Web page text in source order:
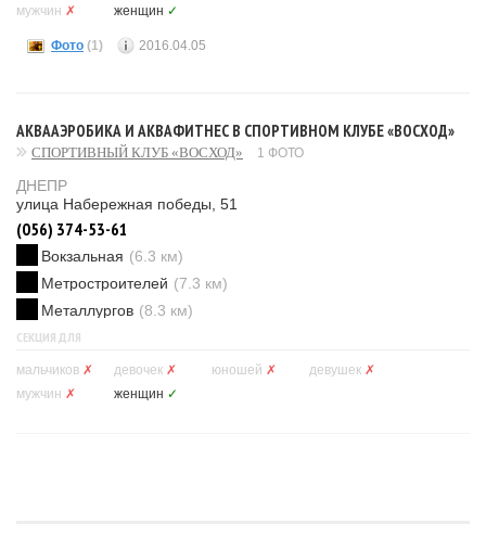
мужчин ✗ женщин ✓
Фото (1) 2016.04.05
АКВААЭРОБИКА И АКВАФИТНЕС В СПОРТИВНОМ КЛУБЕ «ВОСХОД»
СПОРТИВНЫЙ КЛУБ «ВОСХОД» 1 ФОТО
ДНЕПР
улица Набережная победы, 51
(056) 374-53-61
Вокзальная (6.3 км)
Метростроителей (7.3 км)
Металлургов (8.3 км)
СЕКЦИЯ ДЛЯ
мальчиков ✗ девочек ✗ юношей ✗ девушек ✗
мужчин ✗ женщин ✓